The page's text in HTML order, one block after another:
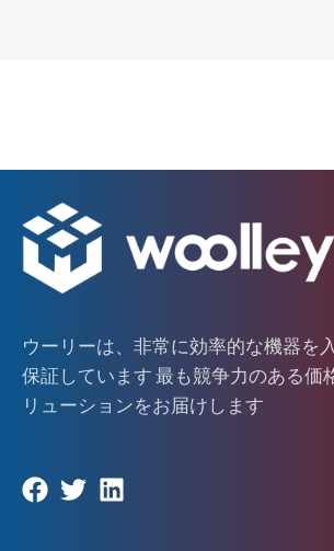
ウーリーは、非常に効率的な機器を
保証しています 最も競争力のある価
リューションをお届けします